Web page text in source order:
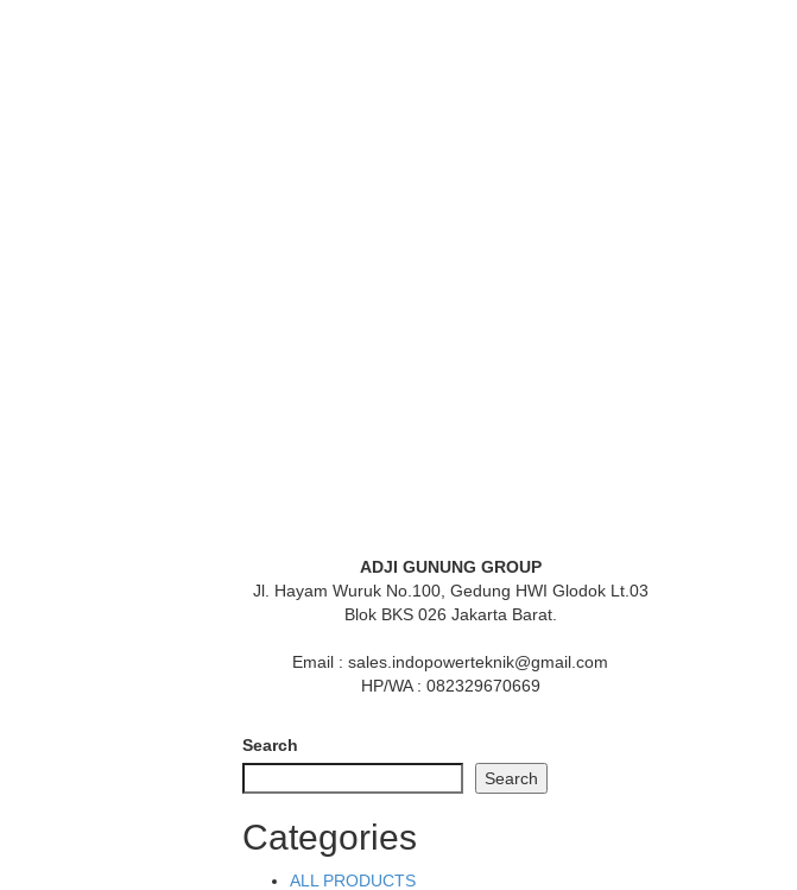
ADJI GUNUNG GROUP
Jl. Hayam Wuruk No.100, Gedung HWI Glodok Lt.03
Blok BKS 026 Jakarta Barat.
Email : sales.indopowerteknik@gmail.com
HP/WA : 082329670669
Search
Search
Categories
ALL PRODUCTS